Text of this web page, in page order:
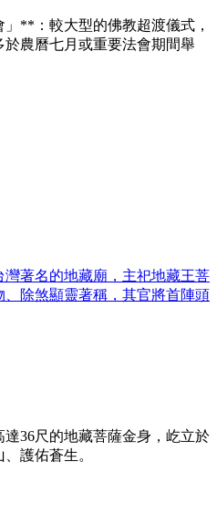
**：較大型的佛教超渡儀式，
農曆七月或重要法會期間舉
著名的地藏廟，主祀地藏王菩
除煞顯靈著稱，其官將首陣頭
36尺的地藏菩薩金身，屹立於
護佑蒼生。